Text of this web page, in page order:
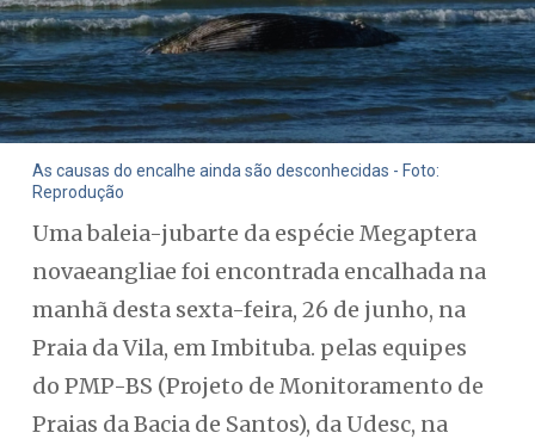
As causas do encalhe ainda são desconhecidas - Foto:
Reprodução
Uma baleia-jubarte da espécie Megaptera
novaeangliae foi encontrada encalhada na
manhã desta sexta-feira, 26 de junho, na
Praia da Vila, em Imbituba. pelas equipes
do PMP-BS (Projeto de Monitoramento de
Praias da Bacia de Santos), da Udesc, na